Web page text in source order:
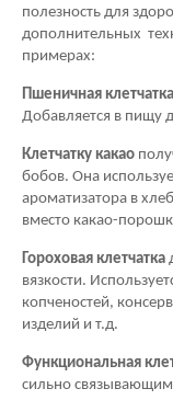
полезность для
дополнительных
примерах:
Пшеничная клетчатка
Добавляется в пищу
Клетчатку какао
бобов. Она
ароматизатора в
вместо какао-
Гороховая клетчатка
вязкости.
копченостей,
изделий и т.д.
Функциональная
сильно